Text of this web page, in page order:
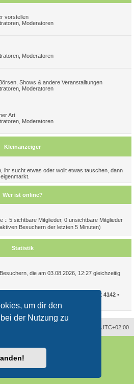
um dir den
der Nutzung zu
vorstellen
Moderatoren
Moderatoren
Shows & andere Veranstalltungen
Moderatoren
Art
Moderatoren
Kleinanzeiger
ihr sucht etwas oder wollt etwas tauschen, dann
Wer ist online?
:: 5 sichtbare Mitglieder, 0 unsichtbare Mitglieder
Besuchern der letzten 5 Minuten)
Statistik
Besuchern, die am 03.08.2026, 12:27 gleichzeitig
• Mitglieder insgesamt 4142 •
UTC+02:00